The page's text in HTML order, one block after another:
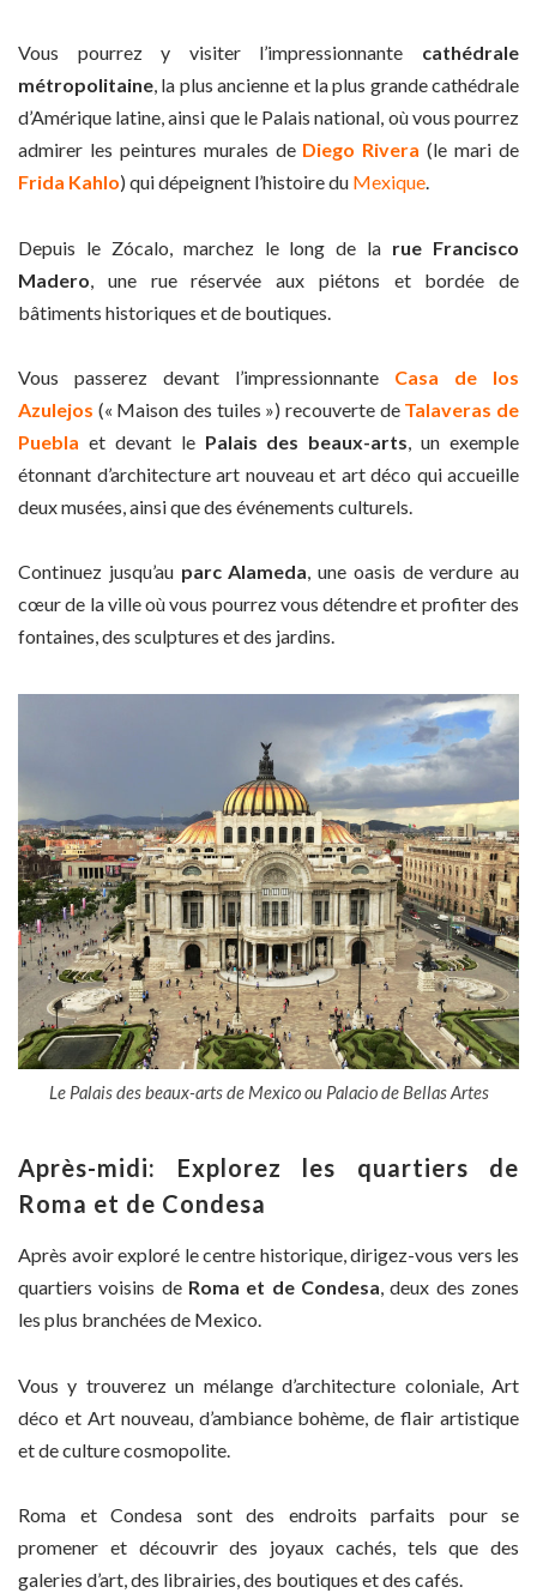
Vous pourrez y visiter l’impressionnante cathédrale
métropolitaine, la plus ancienne et la plus grande cathédrale
d’Amérique latine, ainsi que le Palais national, où vous pourrez
admirer les peintures murales de Diego Rivera (le mari de
Frida Kahlo) qui dépeignent l’histoire du Mexique.
Depuis le Zócalo, marchez le long de la rue Francisco
Madero , une rue réservée aux piétons et bordée de
bâtiments historiques et de boutiques.
Vous passerez devant l’impressionnante Casa de los
Azulejos (« Maison des tuiles ») recouverte de Talaveras de
Puebla et devant le Palais des beaux-arts, un exemple
étonnant d’architecture art nouveau et art déco qui accueille
deux musées, ainsi que des événements culturels.
Continuez jusqu’au parc Alameda, une oasis de verdure au
cœur de la ville où vous pourrez vous détendre et profiter des
fontaines, des sculptures et des jardins.
Le Palais des beaux-arts de Mexico ou Palacio de Bellas Artes
Après-midi: Explorez les quartiers de
Roma et de Condesa
Après avoir exploré le centre historique, dirigez-vous vers les
quartiers voisins deRoma et de Condesa, deux des zones
les plus branchées de Mexico.
Vous y trouverez un mélange d’architecture coloniale, Art
déco et Art nouveau, d’ambiance bohème, de flair artistique
et de culture cosmopolite.
Roma et Condesa sont des endroits parfaits pour se
promener et découvrir des joyaux cachés, tels que des
galeries d’art, des librairies, des boutiques et des cafés.